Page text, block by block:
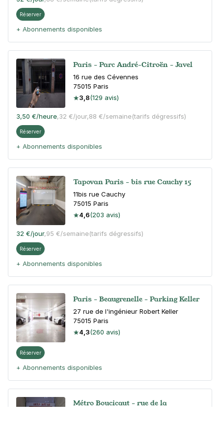
Réserver
+ Abonnements disponibles
Paris - Parc André-Citroën - Javel
16 rue des Cévennes
75015 Paris
3,8(129 avis)
3,50 €/heure,32 €/jour,88 €/semaine(tarifs dégressifs)
Réserver
+ Abonnements disponibles
Tapovan Paris - bis rue Cauchy 15
11bis rue Cauchy
75015 Paris
4,6(203 avis)
32 €/jour,95 €/semaine(tarifs dégressifs)
Réserver
+ Abonnements disponibles
Paris - Beaugrenelle - Parking Keller
27 rue de l'ingénieur Robert Keller
75015 Paris
4,3(260 avis)
Réserver
+ Abonnements disponibles
Métro Boucicaut - rue de la